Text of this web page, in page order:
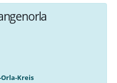
Kreis